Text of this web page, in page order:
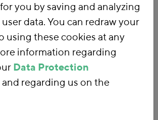
Reform
financial
you by saving and analyzing
data. You can redraw your
using these cookies at any
information regarding
Data Protection
and regarding us on the